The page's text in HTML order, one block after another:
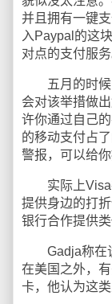
并且拥有一键
入Paypal的这
对点的支付服务
五月的时候
会对该举措做
许你通过自己
的移动支付占
警报，可以给
实际上Visa
提供身边的打
银行合作提供类
Gadja称在谈
在美国之外，
卡，他认为这